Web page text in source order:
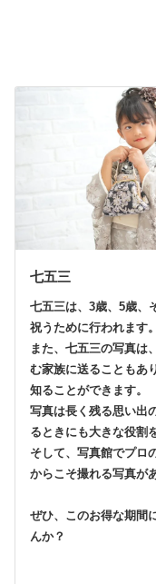
七五三
七五三は、3歳、5歳、
祝うために行われます。
また、七五三の写真は
む家族に送ることもあ
知ることができます。
写真は長く残る思い出
るときにも大きな役割
そして、写真館でプロ
からこそ撮れる写真が
ぜひ、このお得な期間
んか？